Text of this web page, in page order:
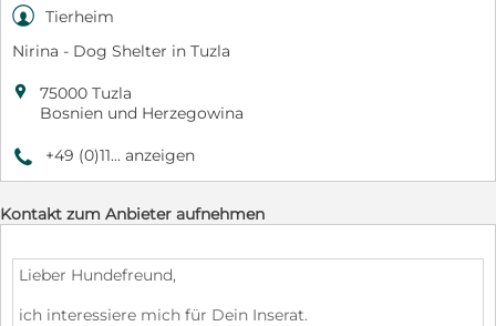
 Tierheim
Nirina - Dog Shelter in Tuzla

75000 Tuzla
Bosnien und Herzegowina
9 +49 (0)11... anzeigen
Kontakt zum Anbieter aufnehmen